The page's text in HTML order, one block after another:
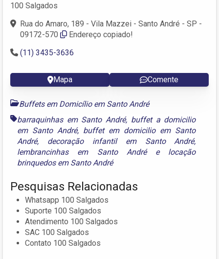
100 Salgados
Rua do Amaro, 189 - Vila Mazzei - Santo André - SP -
09172-570
Endereço copiado!
(11) 3435-3636
Mapa Comente
Buffets em Domicílio em Santo André
barraquinhas em Santo André, buffet a domicilio
em Santo André, buffet em domicilio em Santo
André, decoração infantil em Santo André,
lembrancinhas em Santo Andrée locação
brinquedos em Santo André
Pesquisas Relacionadas
Whatsapp 100 Salgados
Suporte 100 Salgados
Atendimento 100 Salgados
SAC 100 Salgados
Contato 100 Salgados